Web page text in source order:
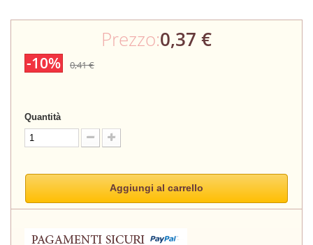
Prezzo:0,37 €
-10% 0,41 €
Quantità
Aggiungi al carrello